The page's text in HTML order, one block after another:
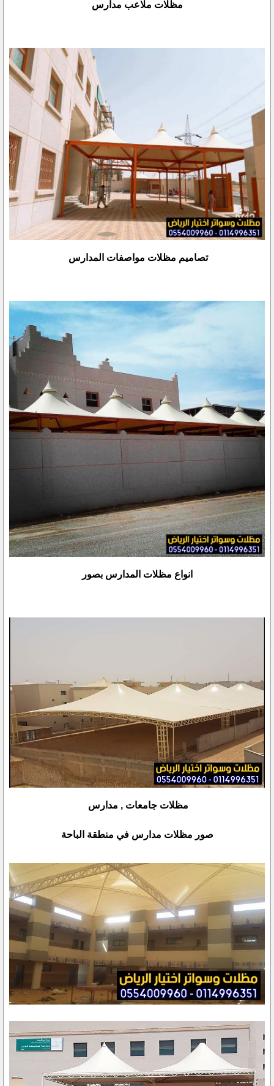
مظلات ملاعب مدارس
تصاميم مظلات مواصفات المدارس
انواع مظلات المدارس بصور
مظلات جامعات , مدارس
صور مظلات مدارس في منطقة الباحة